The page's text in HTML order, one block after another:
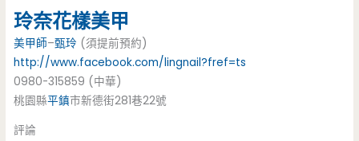
玲奈花樣美甲
美甲師–甄玲 (須提前預約)
http://www.facebook.com/lingnail?fref=ts
0980-315859 (中華)
桃園縣平鎮市新德街281巷22號
評論